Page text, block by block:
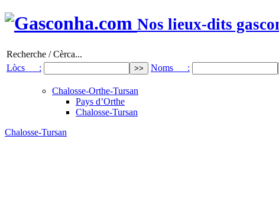
Nos lieux-dits
Recherche / Cèrca...
Lòcs :
Noms :
Chalosse-Orthe-Tursan
Pays d’Orthe
Chalosse-Tursan
Chalosse-Tursan